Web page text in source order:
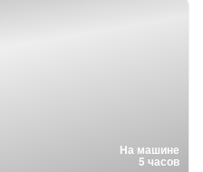
На машине
5 часов